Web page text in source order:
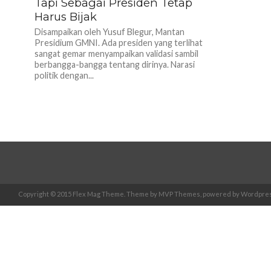
Harus Bijak
Disampaikan oleh Yusuf Blegur, Mantan
Presidium GMNI. Ada presiden yang terlihat
sangat gemar menyampaikan validasi sambil
berbangga-bangga tentang dirinya. Narasi
politik dengan...
Copyright © 2015 Flex Mag Theme. Theme by MVP Themes, powered by